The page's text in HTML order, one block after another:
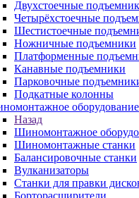
Двухстоечные
Четырёхстоечные
Шестистоечные
Ножничные подъемники
Платформенные
Канавные подъемники
Парковочные
Подкатные колонны
оборудование
Назад
Шиномонтажное
Шиномонтажные станки
Балансировочные станки
Вулканизаторы
Станки для правки
Борторасширители